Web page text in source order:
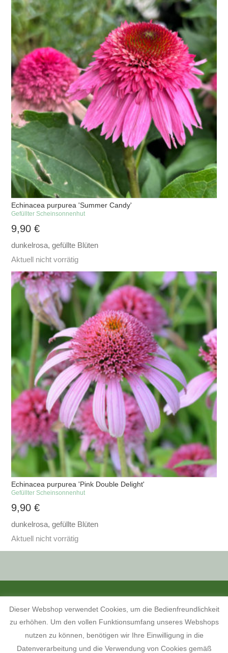
Echinacea purpurea 'Summer Candy'
Gefüllter Scheinsonnenhut
9,90€
dunkelrosa, gefüllte Blüten
Aktuell nicht vorrätig
Echinacea purpurea 'Pink Double Delight'
Gefüllter Scheinsonnenhut
9,90€
dunkelrosa, gefüllte Blüten
Aktuell nicht vorrätig
KONTAKT, ÖFFNUNGSZEITEN UND ANFAHRTSBESCHREIBUNG
DATENSCHUTZERKLÄRUNG
IMPRESSUM
Dieser Webshop verwendet Cookies, um die Bedienfreundlichkeit
zu erhöhen. Um den vollen Funktionsumfang unseres Webshops
nutzen zu können, benötigen wir Ihre Einwilligung in die
Datenverarbeitung und die Verwendung von Cookies gemäß